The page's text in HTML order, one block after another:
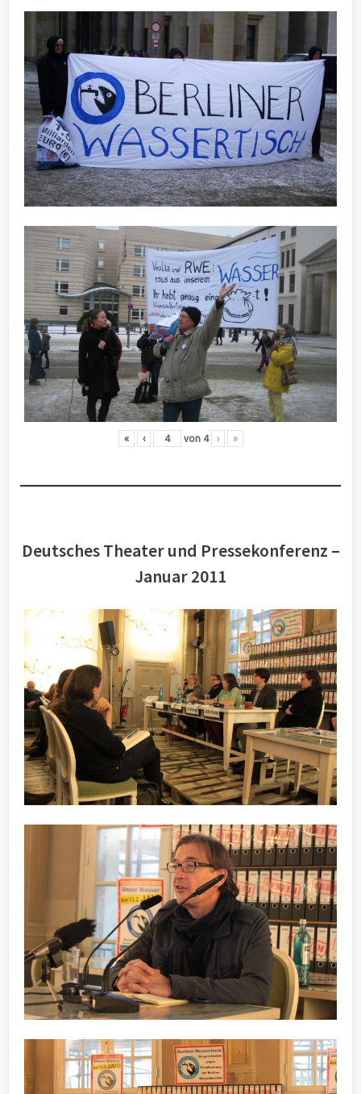
« ‹ von 4 › »
Deutsches Theater und Pressekonferenz –
Januar 2011